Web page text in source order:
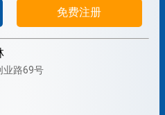
免费注册
业路69号